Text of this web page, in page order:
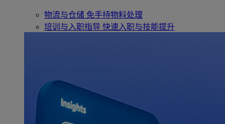
物流与仓储 免手持物料处理
培训与入职指导 快速入职与技能提升